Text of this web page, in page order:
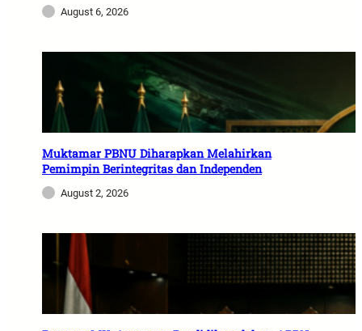
August 6, 2026
Muktamar PBNU Diharapkan Melahirkan
Pemimpin Berintegritas dan Independen
August 2, 2026